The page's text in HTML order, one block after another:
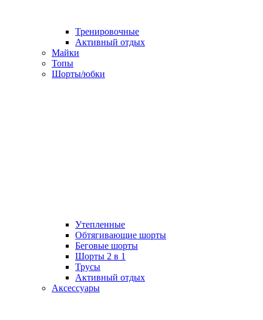
Тренировочные
Активный отдых
Майки
Топы
Шорты/юбки
Утепленные
Обтягивающие шорты
Беговые шорты
Шорты 2 в 1
Трусы
Активный отдых
Аксессуары